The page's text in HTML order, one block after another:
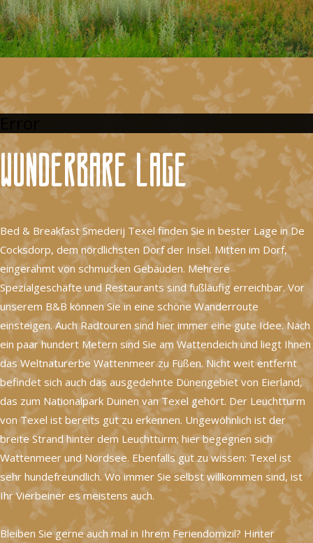
Wunderbare Lage
Bed & Breakfast Smederij Texel finden Sie in bester Lage in De
Cocksdorp, dem nördlichsten Dorf der Insel. Mitten im Dorf,
eingerahmt von schmucken Gebäuden. Mehrere
Spezialgeschäfte und Restaurants sind fußläufig erreichbar. Vor
unserem B&B können Sie in eine schöne Wanderroute
einsteigen. Auch Radtouren sind hier immer eine gute Idee. Nach
ein paar hundert Metern sind Sie am Wattendeich und liegt Ihnen
das Weltnaturerbe Wattenmeer zu Füßen. Nicht weit entfernt
befindet sich auch das ausgedehnte Dünengebiet von Eierland,
das zum Nationalpark Duinen van Texel gehört. Der Leuchtturm
von Texel ist bereits gut zu erkennen. Ungewöhnlich ist der
breite Strand hinter dem Leuchtturm; hier begegnen sich
Wattenmeer und Nordsee. Ebenfalls gut zu wissen: Texel ist
sehr hundefreundlich. Wo immer Sie selbst willkommen sind, ist
Ihr Vierbeiner es meistens auch.
Bleiben Sie gerne auch mal in Ihrem Feriendomizil? Hinter